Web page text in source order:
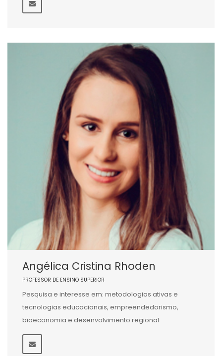
Angélica Cristina Rhoden
PROFESSOR DE ENSINO SUPERIOR
Pesquisa e interesse em: metodologias ativas e
tecnologias educacionais, empreendedorismo,
bioeconomia e desenvolvimento regional